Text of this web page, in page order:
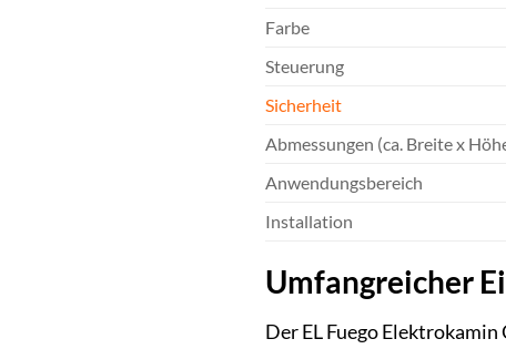
Farbe
Steuerung
Sicherheit
Abmessungen (ca. Breite x
Anwendungsbereich
Installation
Umfangreicher
Der EL Fuego